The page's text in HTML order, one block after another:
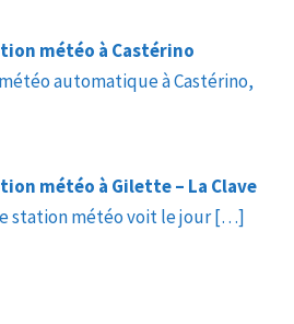
météo à Castérino
automatique à Castérino,
météo à Gilette – La Clave
station météo voit le jour[…]